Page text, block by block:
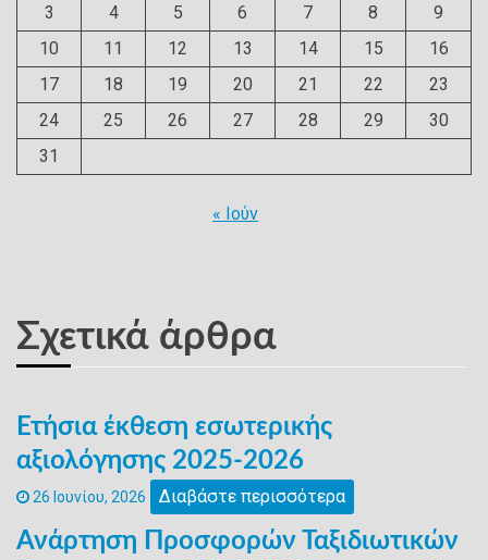
3
4 5 6 7 8
9
10
11 12 13 14 15
16
17
18 19 20 21 22
23
24
25 26 27 28 29
30
31
« Ιούν
Σχετικά άρθρα
Ετήσια έκθεση εσωτερικής
αξιολόγησης 2025-2026
26 Ιουνίου, 2026 Διαβάστε περισσότερα
Ανάρτηση Προσφορών Ταξιδιωτικών